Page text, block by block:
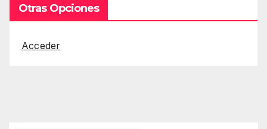
Otras Opciones
Acceder